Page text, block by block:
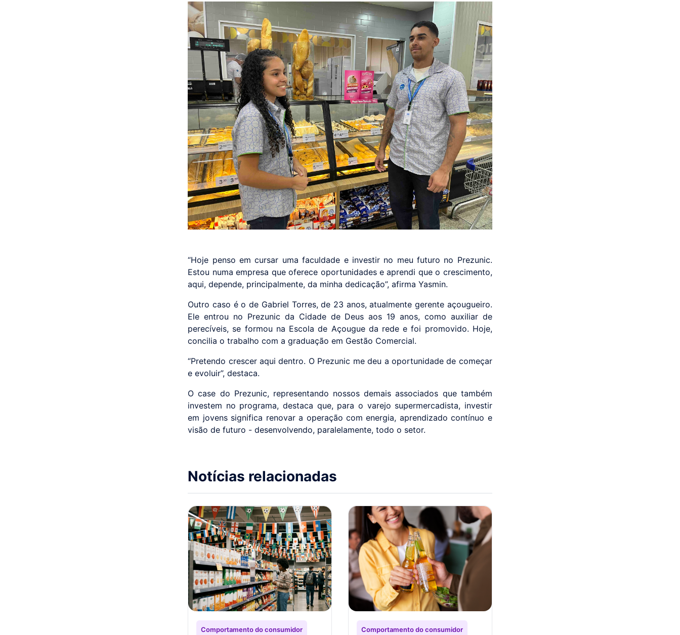
“Hoje penso em cursar uma faculdade e investir no meu futuro no Prezunic.
Estou numa empresa que oferece oportunidades e aprendi que o crescimento,
aqui, depende, principalmente, da minha dedicação”, afirma Yasmin.
Outro caso é o de Gabriel Torres, de 23 anos, atualmente gerente açougueiro.
Ele entrou no Prezunic da Cidade de Deus aos 19 anos, como auxiliar de
perecíveis, se formou na Escola de Açougue da rede e foi promovido. Hoje,
concilia o trabalho com a graduação em Gestão Comercial.
“Pretendo crescer aqui dentro. O Prezunic me deu a oportunidade de começar
e evoluir”, destaca.
O case do Prezunic, representando nossos demais associados que também
investem no programa, destaca que, para o varejo supermercadista, investir
em jovens significa renovar a operação com energia, aprendizado contínuo e
visão de futuro - desenvolvendo, paralelamente, todo o setor.
Notícias relacionadas
Comportamento do consumidor Comportamento do consumidor